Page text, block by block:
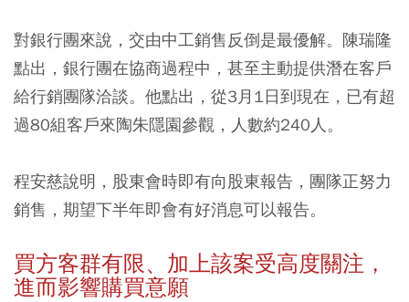
對銀行團來說，交由中工銷售反倒是最優解。陳瑞隆
點出，銀行團在協商過程中，甚至主動提供潛在客戶
給行銷團隊洽談。他點出，從3月1日到現在，已有超
過80組客戶來陶朱隱園參觀，人數約240人。
程安慈說明，股東會時即有向股東報告，團隊正努力
銷售，期望下半年即會有好消息可以報告。
買方客群有限、加上該案受高度關注，
進而影響購買意願